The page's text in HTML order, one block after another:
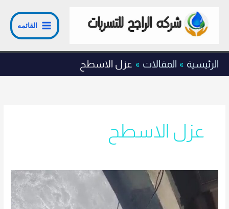
المحتوى
القائمه
الرئيسية المقالات عزل الاسطح
عزل الاسطح
عزل